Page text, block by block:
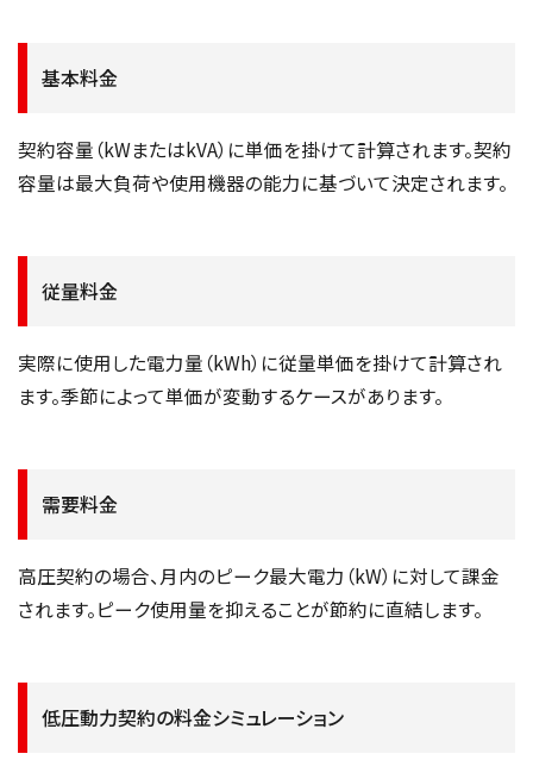
基本料金
契約容量（kWまたはkVA）に単価を掛けて計算されます。契約
容量は最大負荷や使用機器の能力に基づいて決定されます。
従量料金
実際に使用した電力量（kWh）に従量単価を掛けて計算され
ます。季節によって単価が変動するケースがあります。
需要料金
高圧契約の場合、月内のピーク最大電力（kW）に対して課金
されます。ピーク使用量を抑えることが節約に直結します。
低圧動力契約の料金シミュレーション